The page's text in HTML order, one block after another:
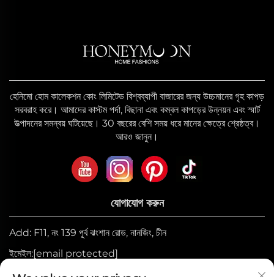
হেনিমো হোম কালেকশন কোং লিমিটেড বিশ্বব্যাপী বাজারের জন্য উচ্চমানের গৃহ কাপড়
সরবরাহ করে। আমাদের কাস্টম পর্দা, বিছানা এবং কম্বল কাপড়ের উন্নয়ন এবং স্মার্ট
উত্পাদনের সমন্বয় ঘটিয়েছে। 30 বছরের বেশি সময় ধরে মানের ক্ষেত্রে শ্রেষ্ঠত্ব।
আরও জানুন।
যোগাযোগ করুন
Add: F11, নং 139 পূর্ব ঝংশান রোড, নানজিং, চীন
ইমেইল:[email protected]
মোবাইল: +86-17327710449